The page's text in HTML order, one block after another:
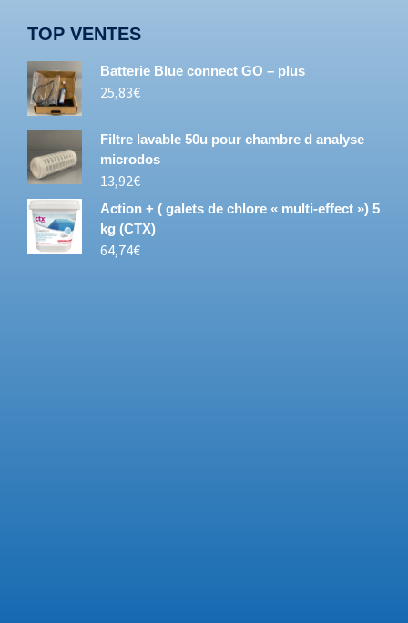
TOP VENTES
Batterie Blue connect GO – plus
25,83€
Filtre lavable 50u pour chambre d analyse
microdos
13,92€
Action + ( galets de chlore « multi-effect ») 5
kg (CTX)
64,74€